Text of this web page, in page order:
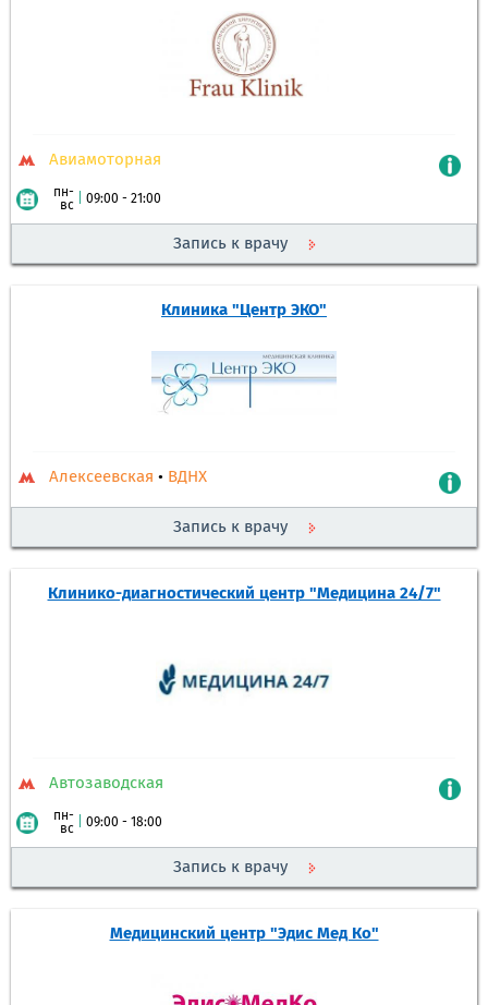
Авиамоторная
пн-
вс
09:00 - 21:00
Запись к врачу
Клиника "Центр ЭКО"
Алексеевская • ВДНХ
Запись к врачу
Клинико-диагностический центр "Медицина 24/7"
Автозаводская
пн-
вс
09:00 - 18:00
Запись к врачу
Медицинский центр "Эдис Мед Ко"